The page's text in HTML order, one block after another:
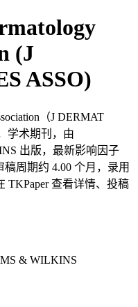
(J
ASSO)
（J DERMAT
学术期刊，由
出版，最新影响因子
稿周期约 4.00 个月，录用
TKPaper 查看详情、投稿
& WILKINS